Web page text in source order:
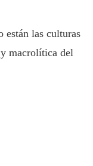
están las culturas
y macrolítica del